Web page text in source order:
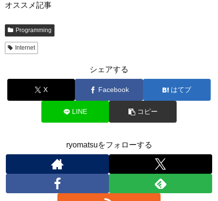
オススメ記事
Programming
Internet
シェアする
X Facebook はてブ
LINE コピー
ryomatsuをフォローする